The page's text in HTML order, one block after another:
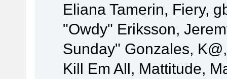
Eliana Tamerin, Fiery,
"Owdy" Eriksson,
Sunday" Gonzales,
Kill Em All, Mattitude,